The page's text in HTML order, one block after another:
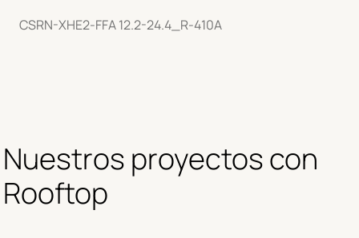
CSRN-XHE2-FFA 12.2-24.4_R-410A
Nuestros proyectos con
Rooftop